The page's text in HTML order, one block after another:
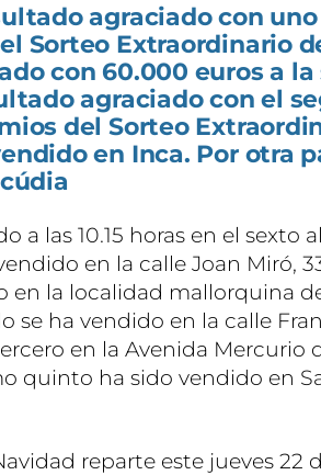
agraciado con
Sorteo Extraordinario
con 60.000 euros a la
agraciado con el
del Sorteo
en Inca. Por otra
a las 10.15 horas en el sexto
en la calle Joan Miró,
en la localidad mallorquina
se ha vendido en la calle
en la Avenida Mercurio
quinto ha sido vendido en
reparte este jueves 22